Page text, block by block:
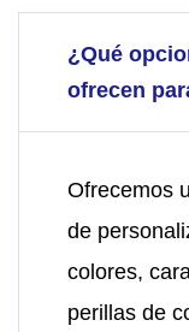
¿Qué
ofrecen
Ofrecemos
de
colores,
perillas de